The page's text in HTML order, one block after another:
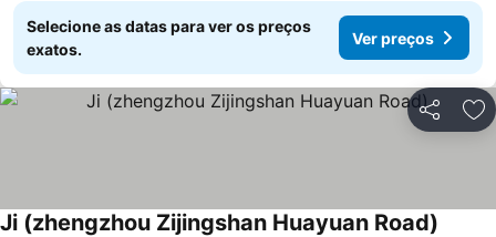
Selecione as datas para ver os preços
exatos.
Ver preços
Partilhar
Ji (zhengzhou Zijingshan Huayuan Road)